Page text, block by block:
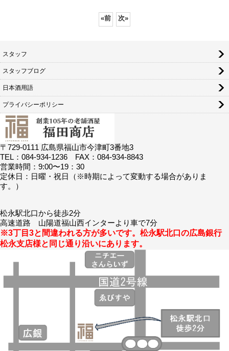
«前 次»
スタッフ
スタッフブログ
日本酒用語
プライバシーポリシー
〒729-0111 広島県福山市今津町3番地3
TEL：084-934-1236 FAX：084-934-8843
営業時間：9:00〜19：30
定休日：日曜・祝日（※時期によって変動する場合がありま
す。）
松永駅北口から徒歩2分
高速道路 山陽道福山西インターより車で7分
※3丁目3と間違われる方が多いです。松永駅北口の広島銀行
松永支店様と同じ通り沿いにあります。